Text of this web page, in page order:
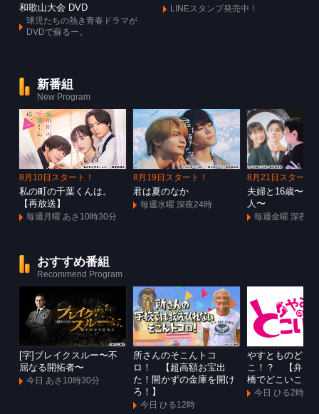
和歌山大会 DVD
球児たちの熱き青春ドラマが
DVDで蘇るー。
LINEスタンプ発売中！
新番組
New Program
8月10日スタート！
私の町の千葉くんは。
【再放送】
毎週月曜 あさ10時30分
8月19日スタート！
君は夏のなか
毎週水曜 深夜24時
8月21日スタート
夫婦と16歳〜狂
人〜
毎週金曜 深夜1
おすすめ番組
Recommend Program
[字]ブレイクスルー〜不
屈なる開拓者〜
今日 あさ10時30分
所さんのそこんトコ
ロ！ 【超高額お宝出
た！開かずの金庫を開け
ろ！】
今日 ひる12時
やすとものどこ
こ！？ 【弁天
橋でどこいこ！
今日 ひる2時